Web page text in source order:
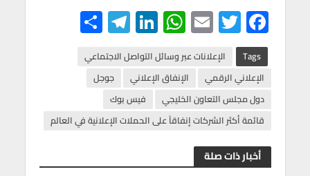
F
ac
e
b
o
o
k
T
wi
tt
er
E
m
ail
W
h
at
s
A
p
Li
n
ke
dI
n
Te
le
gr
a
m
Tags
الإعلانات عبر وسائل التواصل الاجتماعي
الإعلاني الرقمي
الإنفاق الإعلاني
جوجل
دول مجلس التعاون الخليجي
فيس بوك
قائمة أكثر الشركات إنفاقاً على الحملات الإعلانية في العالم
أخبار ذات صلة